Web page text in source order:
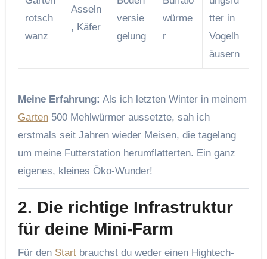
rotsch
wanz
Asseln
, Käfer
versie
gelung
würme
r
tter in
Vogelh
äusern
Meine Erfahrung: Als ich letzten Winter in meinem
Garten500 Mehlwürmer aussetzte, sah ich
erstmals seit Jahren wieder Meisen, die tagelang
um meine Futterstation herumflatterten. Ein ganz
eigenes, kleines Öko-Wunder!
2. Die richtige Infrastruktur
für deine Mini-Farm
Für den Startbrauchst du weder einen Hightech-